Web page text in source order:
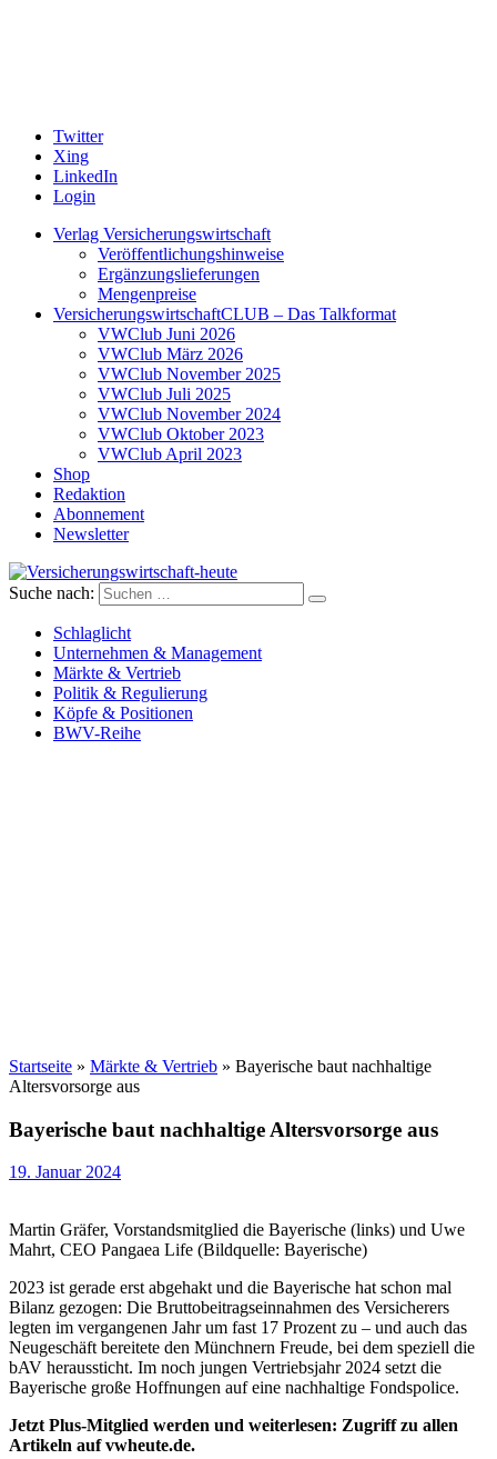
Twitter
Xing
LinkedIn
Login
Verlag Versicherungswirtschaft
Veröffentlichungshinweise
Ergänzungslieferungen
Mengenpreise
VersicherungswirtschaftCLUB – Das Talkformat
VWClub Juni 2026
VWClub März 2026
VWClub November 2025
VWClub Juli 2025
VWClub November 2024
VWClub Oktober 2023
VWClub April 2023
Shop
Redaktion
Abonnement
Newsletter
Versicherungswirtschaft-heute
Suche nach:
Schlaglicht
Unternehmen & Management
Märkte & Vertrieb
Politik & Regulierung
Köpfe & Positionen
BWV-Reihe
Startseite » Märkte & Vertrieb » Bayerische baut nachhaltige
Altersvorsorge aus
Bayerische baut nachhaltige Altersvorsorge aus
19. Januar 2024
Martin Gräfer, Vorstandsmitglied die Bayerische (links) und Uwe
Mahrt, CEO Pangaea Life (Bildquelle: Bayerische)
2023 ist gerade erst abgehakt und die Bayerische hat schon mal
Bilanz gezogen: Die Bruttobeitragseinnahmen des Versicherers
legten im vergangenen Jahr um fast 17 Prozent zu – und auch das
Neugeschäft bereitete den Münchnern Freude, bei dem speziell die
bAV heraussticht. Im noch jungen Vertriebsjahr 2024 setzt die
Bayerische große Hoffnungen auf eine nachhaltige Fondspolice.
Jetzt Plus-Mitglied werden und weiterlesen: Zugriff zu allen
Artikeln auf vwheute.de.